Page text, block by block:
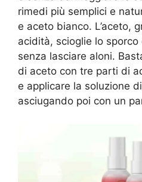
rimedi più semplici e
e aceto bianco. L’aceto,
acidità, scioglie lo
senza lasciare aloni.
di aceto con tre parti di
e applicare la soluzione
asciugando poi con un